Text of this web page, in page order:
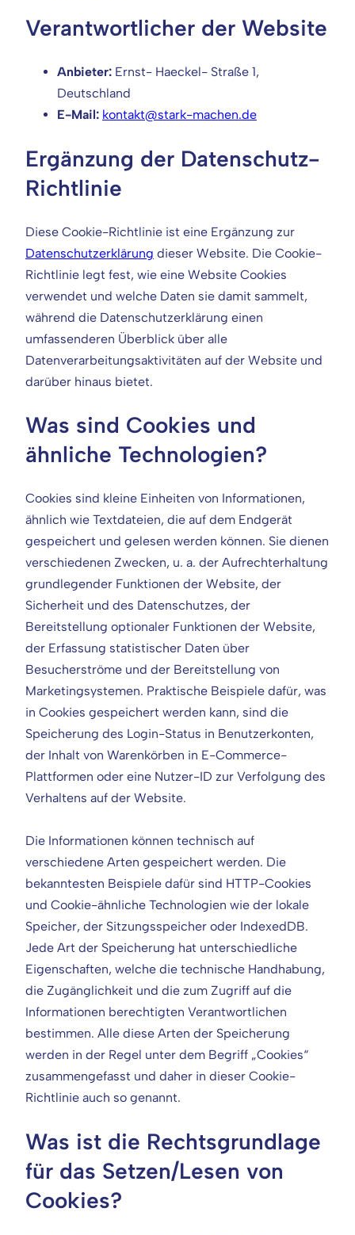
Verantwortlicher der Website
Anbieter: Ernst- Haeckel- Straße 1,
Deutschland
E-Mail: kontakt@stark-machen.de
Ergänzung der Datenschutz-
Richtlinie
Diese Cookie-Richtlinie ist eine Ergänzung zur
Datenschutzerklärung dieser Website. Die Cookie-
Richtlinie legt fest, wie eine Website Cookies
verwendet und welche Daten sie damit sammelt,
während die Datenschutzerklärung einen
umfassenderen Überblick über alle
Datenverarbeitungsaktivitäten auf der Website und
darüber hinaus bietet.
Was sind Cookies und
ähnliche Technologien?
Cookies sind kleine Einheiten von Informationen,
ähnlich wie Textdateien, die auf dem Endgerät
gespeichert und gelesen werden können. Sie dienen
verschiedenen Zwecken, u. a. der Aufrechterhaltung
grundlegender Funktionen der Website, der
Sicherheit und des Datenschutzes, der
Bereitstellung optionaler Funktionen der Website,
der Erfassung statistischer Daten über
Besucherströme und der Bereitstellung von
Marketingsystemen. Praktische Beispiele dafür, was
in Cookies gespeichert werden kann, sind die
Speicherung des Login-Status in Benutzerkonten,
der Inhalt von Warenkörben in E-Commerce-
Plattformen oder eine Nutzer-ID zur Verfolgung des
Verhaltens auf der Website.
Die Informationen können technisch auf
verschiedene Arten gespeichert werden. Die
bekanntesten Beispiele dafür sind HTTP-Cookies
und Cookie-ähnliche Technologien wie der lokale
Speicher, der Sitzungsspeicher oder IndexedDB.
Jede Art der Speicherung hat unterschiedliche
Eigenschaften, welche die technische Handhabung,
die Zugänglichkeit und die zum Zugriff auf die
Informationen berechtigten Verantwortlichen
bestimmen. Alle diese Arten der Speicherung
werden in der Regel unter dem Begriff „Cookies“
zusammengefasst und daher in dieser Cookie-
Richtlinie auch so genannt.
Was ist die Rechtsgrundlage
für das Setzen/Lesen von
Cookies?